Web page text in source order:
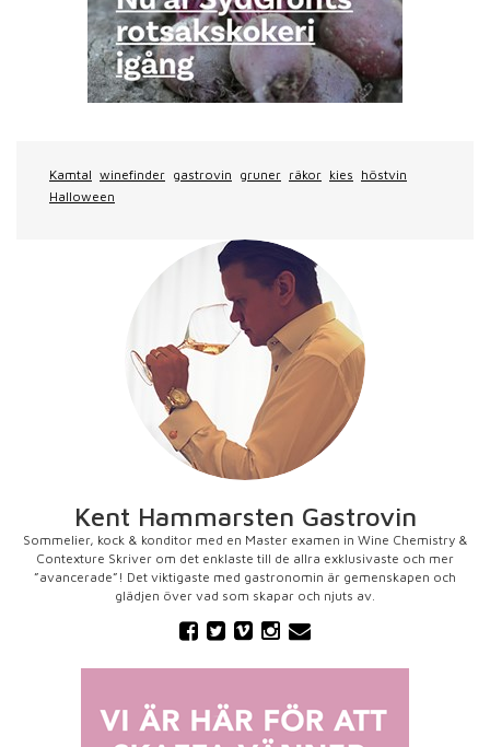
Kamtal winefinder gastrovin gruner räkor kies höstvin
Halloween
Kent Hammarsten Gastrovin
Sommelier, kock & konditor med en Master examen in Wine Chemistry &
Contexture Skriver om det enklaste till de allra exklusivaste och mer
”avancerade”! Det viktigaste med gastronomin är gemenskapen och
glädjen över vad som skapar och njuts av.